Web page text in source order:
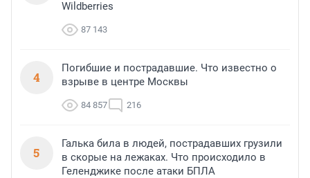
Wildberries
87 143
4
Погибшие и пострадавшие. Что известно о
взрыве в центре Москвы
84 857 216
5
Галька била в людей, пострадавших грузили
в скорые на лежаках. Что происходило в
Геленджике после атаки БПЛА